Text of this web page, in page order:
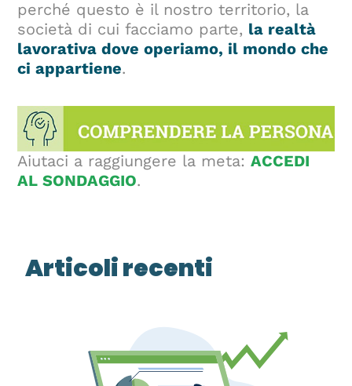
perché questo è il nostro territorio, la
società di cui facciamo parte, la realtà
lavorativa dove operiamo, il mondo che
ci appartiene.
Aiutaci a raggiungere la meta: ACCEDI
AL SONDAGGIO.
Articoli recenti